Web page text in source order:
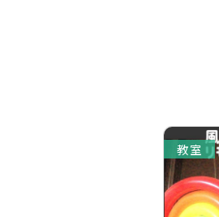
教室